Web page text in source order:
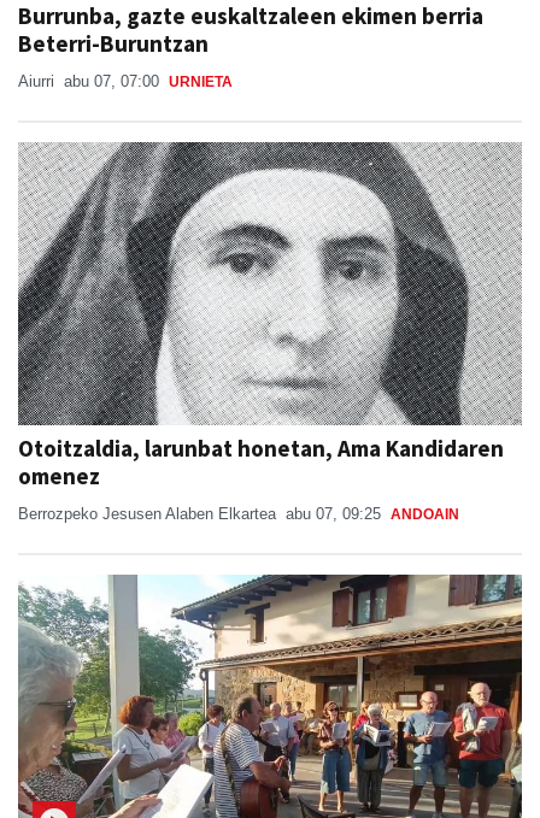
Burrunba, gazte euskaltzaleen ekimen berria
Beterri-Buruntzan
Aiurri abu 07, 07:00 URNIETA
Otoitzaldia, larunbat honetan, Ama Kandidaren
omenez
Berrozpeko Jesusen Alaben Elkartea abu 07, 09:25 ANDOAIN